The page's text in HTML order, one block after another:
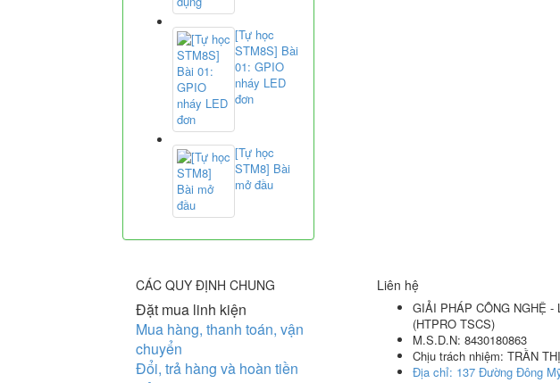
[Tự học
STM8S] Bài
01: GPIO
nháy LED
đơn
[Tự học
STM8] Bài
mở đầu
CÁC QUY ĐỊNH CHUNG
Đặt mua linh kiện
Mua hàng, thanh toán, vận
chuyển
Đổi, trả hàng và hoàn tiền
Liên hệ
GIẢI PHÁP CÔNG NGHỆ
(HTPRO TSCS)
M.S.D.N: 8430180863
Chịu trách nhiệm: TRẦN
Địa chỉ: 137 Đường Đông